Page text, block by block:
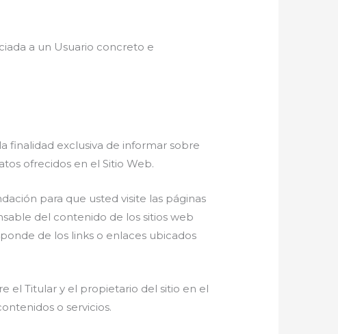
a un Usuario concreto e
finalidad exclusiva de informar sobre
ofrecidos en el Sitio Web.
para que usted visite las páginas
del contenido de los sitios web
de los links o enlaces ubicados
el Titular y el propietario del sitio en el
o servicios.